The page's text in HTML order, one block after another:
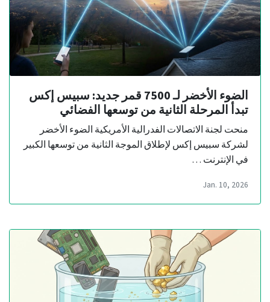
الضوء الأخضر لـ 7500 قمر جديد: سبيس إكس
تبدأ المرحلة الثانية من توسعها الفضائي
منحت لجنة الاتصالات الفدرالية الأمريكية الضوء الأخضر
لشركة سبيس إكس لإطلاق الموجة الثانية من توسعها الكبير
في الإنترنت …
Jan. 10, 2026